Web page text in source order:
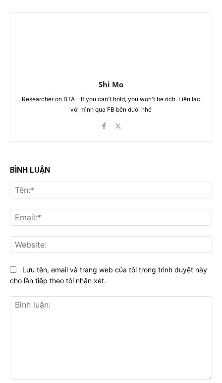
Shi Mo
Researcher on BTA - If you can't hold, you won't be rich. Liên lạc
với mình qua FB bên dưới nhé
BÌNH LUẬN
Lưu tên, email và trang web của tôi trong trình duyệt này
cho lần tiếp theo tôi nhận xét.